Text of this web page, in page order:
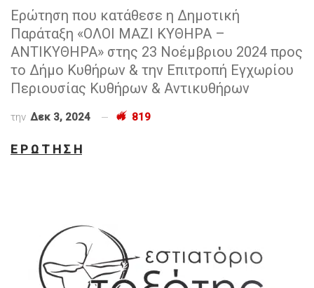
Eρώτηση που κατάθεσε η Δημοτική
Παράταξη «ΟΛΟΙ ΜΑΖΙ ΚΥΘΗΡΑ –
ΑΝΤΙΚΥΘΗΡΑ» στης 23 Νοέμβριου 2024 προς
το Δήμο Κυθήρων & την Επιτροπή Εγχωρίου
Περιουσίας Κυθήρων & Αντικυθήρων
την Δεκ 3, 2024 819
Ε Ρ Ω Τ Η Σ Η